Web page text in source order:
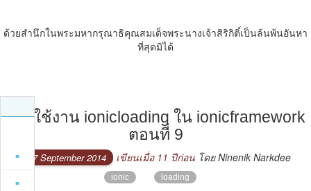
ด้วยสํานึกในพระมหากรุณาธิคุณสมเด็จพระนางเจ้าสิริกิติ์เป็นล้นพ้นอันหา
ที่สุดมิได้